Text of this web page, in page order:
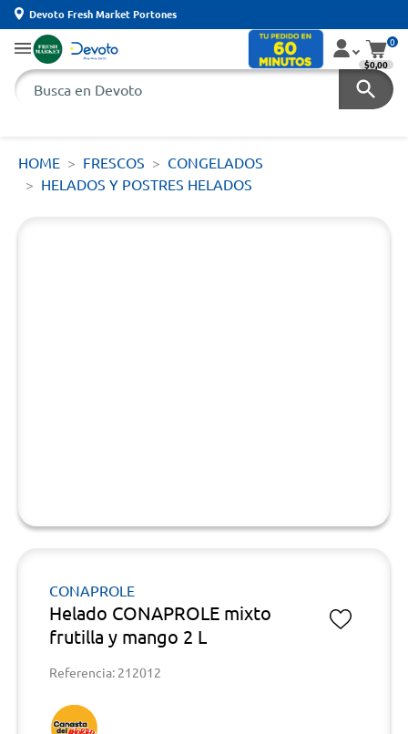
Devoto Fresh Market Portones
0
$0,00
HOME FRESCOS
CONGELADOS
HELADOS Y POSTRES HELADOS
CONAPROLE
Helado CONAPROLE mixto
frutilla y mango 2 L
Referencia: 212012